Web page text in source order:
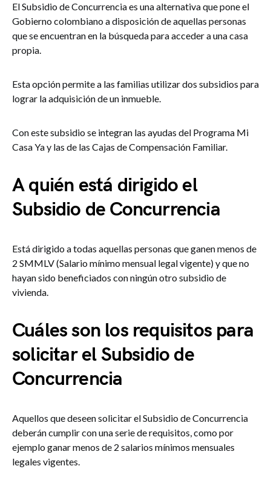
El Subsidio de Concurrencia es una alternativa que pone el
Gobierno colombiano a disposición de aquellas personas
que se encuentran en la búsqueda para acceder a una casa
propia.
Esta opción permite a las familias utilizar dos subsidios para
lograr la adquisición de un inmueble.
Con este subsidio se integran las ayudas del Programa Mi
Casa Ya y las de las Cajas de Compensación Familiar.
A quién está dirigido el
Subsidio de Concurrencia
Está dirigido a todas aquellas personas que ganen menos de
2 SMMLV (Salario mínimo mensual legal vigente) y que no
hayan sido beneficiados con ningún otro subsidio de
vivienda.
Cuáles son los requisitos para
solicitar el Subsidio de
Concurrencia
Aquellos que deseen solicitar el Subsidio de Concurrencia
deberán cumplir con una serie de requisitos, como por
ejemplo ganar menos de 2 salarios mínimos mensuales
legales vigentes.